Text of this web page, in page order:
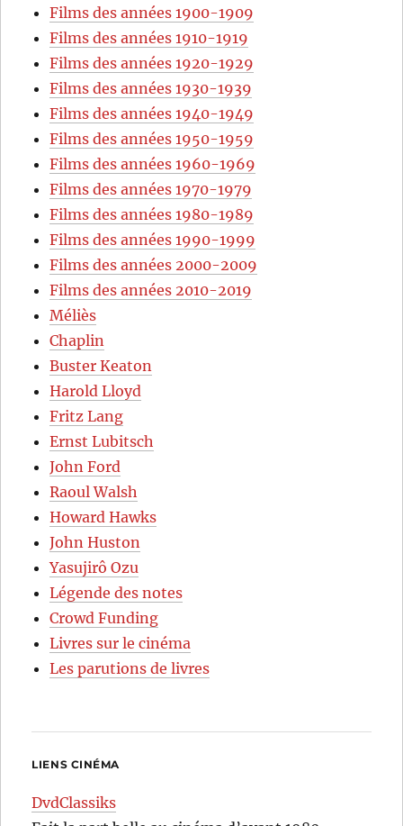
Films des années 1900-1909
Films des années 1910-1919
Films des années 1920-1929
Films des années 1930-1939
Films des années 1940-1949
Films des années 1950-1959
Films des années 1960-1969
Films des années 1970-1979
Films des années 1980-1989
Films des années 1990-1999
Films des années 2000-2009
Films des années 2010-2019
Méliès
Chaplin
Buster Keaton
Harold Lloyd
Fritz Lang
Ernst Lubitsch
John Ford
Raoul Walsh
Howard Hawks
John Huston
Yasujirô Ozu
Légende des notes
Crowd Funding
Livres sur le cinéma
Les parutions de livres
LIENS CINÉMA
DvdClassiks